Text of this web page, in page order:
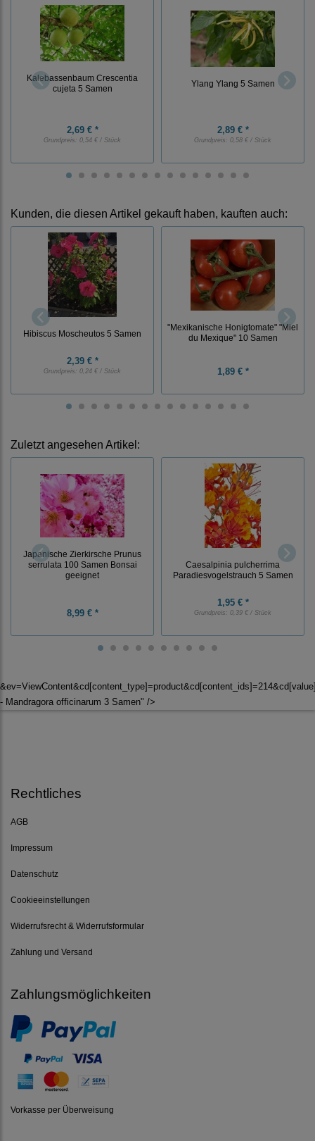
Kalebassenbaum Crescentia
cujeta 5 Samen
2,69 € *
Grundpreis: 0,54 € / Stück
Ylang Ylang 5 Samen
2,89 € *
Grundpreis: 0,58 € / Stück
Kunden, die diesen Artikel gekauft haben, kauften auch:
Hibiscus Moscheutos 5 Samen
2,39 € *
Grundpreis: 0,24 € / Stück
"Mexikanische Honigtomate" "Miel
du Mexique" 10 Samen
1,89 € *
Zuletzt angesehen Artikel:
Japanische Zierkirsche Prunus
serrulata 100 Samen Bonsai
geeignet
8,99 € *
Caesalpinia pulcherrima
Paradiesvogelstrauch 5 Samen
1,95 € *
Grundpreis: 0,39 € / Stück
- Mandragora officinarum 3 Samen" />
Rechtliches
AGB
Impressum
Datenschutz
Cookieeinstellungen
Widerrufsrecht & Widerrufsformular
Zahlung und Versand
Zahlungsmöglichkeiten
Vorkasse per Überweisung